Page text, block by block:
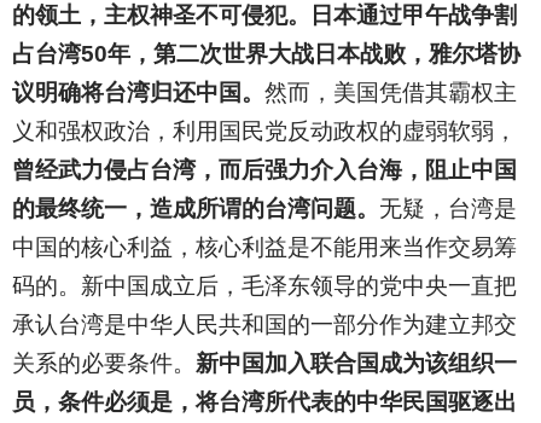
的领土，主权神圣不可侵犯。日本通过甲午战争割
占台湾50年，第二次世界大战日本战败，雅尔塔协
议明确将台湾归还中国。 然而，美国凭借其霸权主
义和强权政治，利用国民党反动政权的虚弱软弱，
曾经武力侵占台湾，而后强力介入台海，阻止中国
的最终统一，造成所谓的台湾问题。 无疑，台湾是
中国的核心利益，核心利益是不能用来当作交易筹
码的。新中国成立后，毛泽东领导的党中央一直把
承认台湾是中华人民共和国的一部分作为建立邦交
关系的必要条件。 新中国加入联合国成为该组织一
员，条件必须是，将台湾所代表的中华民国驱逐出